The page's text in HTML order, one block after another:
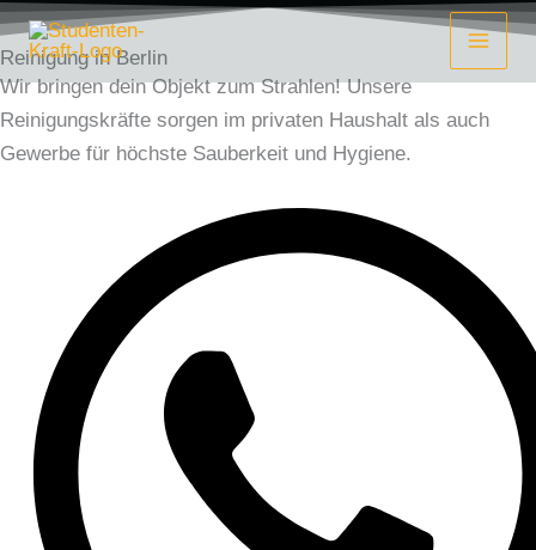
Zum
Inhalt
springen
Reinigung in Berlin
Wir bringen dein Objekt zum Strahlen! Unsere
Reinigungskräfte sorgen im privaten Haushalt als auch
Gewerbe für höchste Sauberkeit und Hygiene.